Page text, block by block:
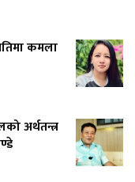
कमला
अर्थतन्त्र